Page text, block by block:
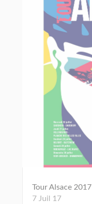
Tour Alsace 2017
7 Juil 17